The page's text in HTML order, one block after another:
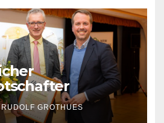
RUDOLF GROTHUES